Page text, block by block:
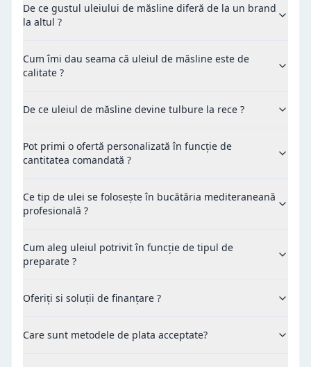
De ce gustul uleiului de măsline diferă de la un brand
la altul ?
Cum îmi dau seama că uleiul de măsline este de
calitate ?
De ce uleiul de măsline devine tulbure la rece ?
Pot primi o ofertă personalizată în funcție de
cantitatea comandată ?
Ce tip de ulei se folosește în bucătăria mediteraneană
profesională ?
Cum aleg uleiul potrivit în funcție de tipul de
preparate ?
Oferiți si soluții de finanțare ?
Care sunt metodele de plata acceptate?